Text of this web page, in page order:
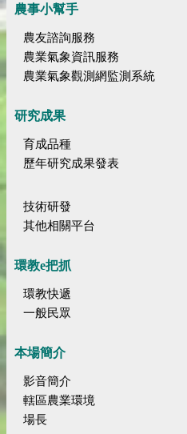
農事小幫手
農友諮詢服務
農業氣象資訊服務
農業氣象觀測網監測系統
研究成果
育成品種
歷年研究成果發表
技術研發
其他相關平台
環教e把抓
環教快遞
一般民眾
本場簡介
影音簡介
轄區農業環境
場長